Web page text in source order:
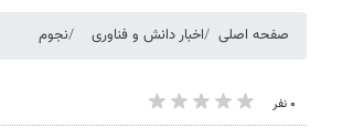
صفحه اصلی اخبار دانش و فناوری نجوم
۰ نفر